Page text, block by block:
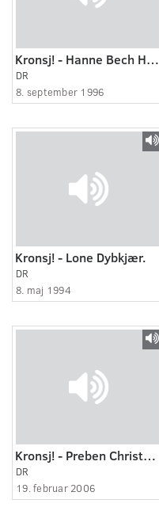
Kronsj! - Hanne Bech Hansen.
DR
8. september 1996
Kronsj! - Lone Dybkjær.
DR
8. maj 1994
Kronsj! - Preben Christensen.
DR
19. februar 2006